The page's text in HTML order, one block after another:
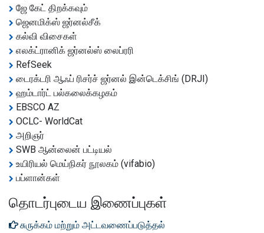
ஜே கேட் திறக்கவும்
ஜெனமிக்ஸ் ஜர்னல்சீக்
கல்வி விசைகள்
எலக்ட்ரானிக் ஜர்னல்ஸ் லைப்ரரி
RefSeek
டைரக்டரி ஆஃப் ரிசர்ச் ஜர்னல் இன்டெக்சிங் (DRJI)
ஹம்டார்ட் பல்கலைக்கழகம்
EBSCO AZ
OCLC- WorldCat
அறிஞர்
SWB ஆன்லைன் பட்டியல்
உயிரியல் மெய்நிகர் நூலகம் (vifabio)
பப்ளான்கள்
தொடர்புடைய இணைப்புகள்
சுருக்கம் மற்றும் அட்டவணைப்படுத்தல்